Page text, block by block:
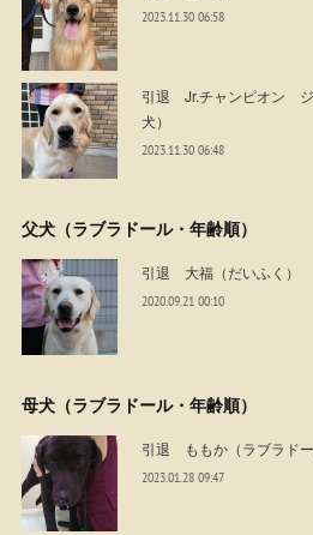
2023.11.30 06:58
引退 Jr.チャンピオン ジ
犬）
2023.11.30 06:48
父犬（ラブラドール・年齢順）
引退 大福（だいふく）
2020.09.21 00:10
母犬（ラブラドール・年齢順）
引退 ももか（ラブラド
2023.01.28 09:47